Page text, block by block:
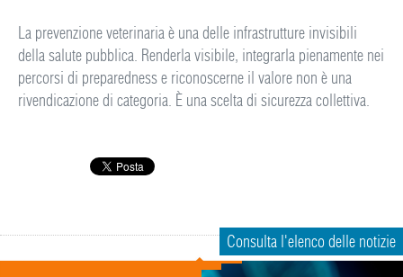
La prevenzione veterinaria è una delle infrastrutture invisibili
della salute pubblica. Renderla visibile, integrarla pienamente nei
percorsi di preparedness e riconoscerne il valore non è una
rivendicazione di categoria. È una scelta di sicurezza collettiva.
Consulta l'elenco delle notizie